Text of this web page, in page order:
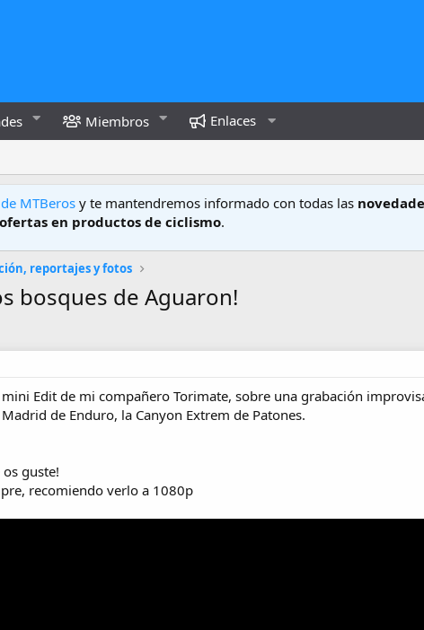
Miembros Enlaces
MTBerosy te mantendremos informado con todas las
en productos de ciclismo.
reportajes y fotos
bosques de Aguaron!
Edit de mi compañero Torimate, sobre una grabación
de Enduro, la Canyon Extrem de Patones.
guste!
recomiendo verlo a 1080p